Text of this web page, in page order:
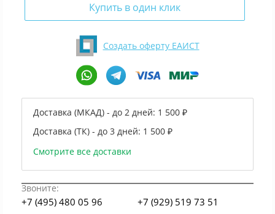
Купить в один клик
Создать оферту ЕАИСТ
Доставка (МКАД) - до 2 дней: 1 500 ₽
Доставка (ТК) - до 3 дней: 1 500 ₽
Смотрите все доставки
Звоните:
+7 (495) 480 05 96 +7 (929) 519 73 51